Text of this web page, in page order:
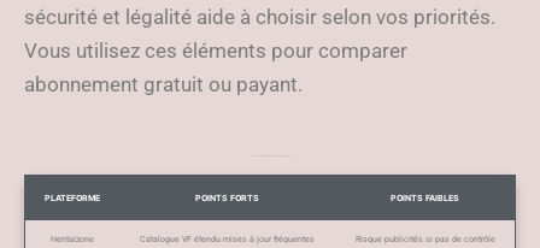
sécurité et légalité aide à choisir selon vos priorités.
Vous utilisez ces éléments pour comparer
abonnement gratuit ou payant.
PLATEFORME POINTS FORTS POINTS FAIBLES
Hentaizone Catalogue VF étendu mises à jour fréquentes Risque publicités si pas de contrôle